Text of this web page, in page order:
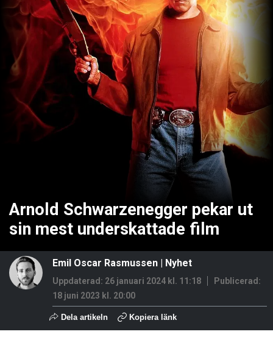
Arnold Schwarzenegger pekar ut
sin mest underskattade film
Emil Oscar Rasmussen | Nyhet
Uppdaterad: 26 januari 2024 kl. 11:18
Publicerad:
18 juni 2023 kl. 20:00
Dela artikeln Kopiera länk